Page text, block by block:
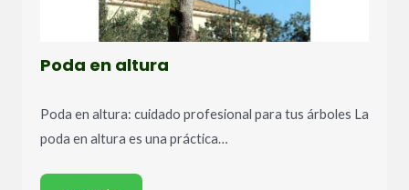
Poda en altura
Poda en altura: cuidado profesional para tus árboles La
poda en altura es una práctica…